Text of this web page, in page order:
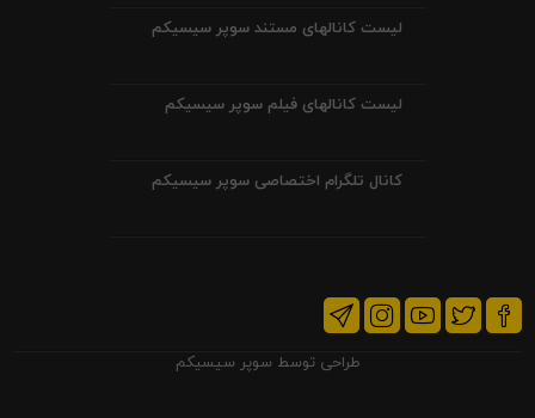
لیست کانالهای مستند سوپر سیسیکم
لیست کانالهای فیلم سوپر سیسیکم
کانال تلگرام اختصاصی سوپر سیسیکم
طراحی توسط سوپر سیسیکم